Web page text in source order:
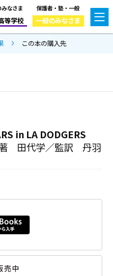
なさま
等学校
保護者・塾・一般
一般のみなさま
この本の購入先
in LA DODGERS
著 田代学／監訳 丹羽